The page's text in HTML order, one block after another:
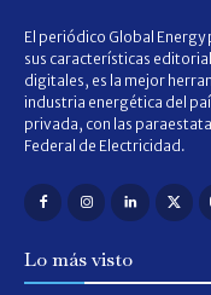
El periódico Global
sus características
digitales, es la mejor
industria energética del
privada, con las
Federal de Electricidad.
Lo más visto